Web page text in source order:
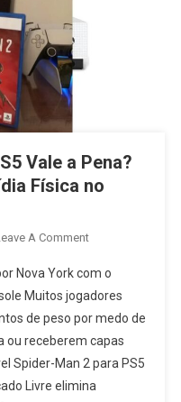
Vale a Pena?
Física no
A CommentOn
Spider-
Man
2
PS5
Vale
A
Nova York com o
Muitos jogadores
de peso por medo de
ou receberem capas
Spider-Man 2 para PS5
Livre elimina